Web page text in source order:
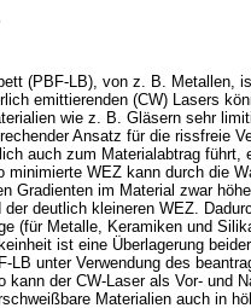
(PBF-LB), von z. B. Metallen,
emittierenden (CW) Lasers
wie z. B. Gläsern sehr
Ansatz für die rissfreie
auch zum Materialabtrag
WEZ kann durch die
Gradienten im Material zwar
deutlich kleineren WEZ.
(für Metalle, Keramiken und
ist eine Überlagerung
LB unter Verwendung des
der CW-Laser als Vor- und
Materialien auch in